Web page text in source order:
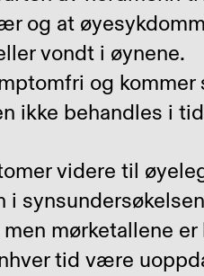
og at
vondt i øynene.
og kommer
ikke behandles i
videre til
mørketallene
tid være